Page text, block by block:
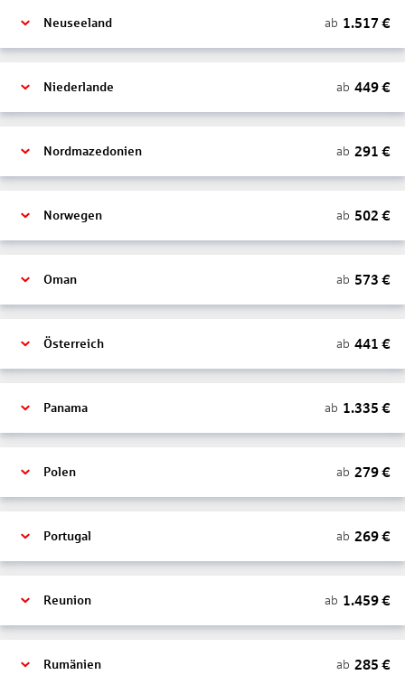
Neuseeland ab 1.517 €
Niederlande ab 449€
Nordmazedonien ab 291 €
Norwegen ab 502 €
Oman ab 573 €
Österreich ab 441 €
Panama ab 1.335 €
Polen ab 279€
Portugal ab 269€
Reunion ab 1.459€
Rumänien ab 285 €